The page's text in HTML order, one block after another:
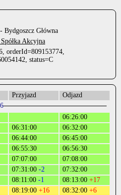
Bydgoszcz Główna
Akcyjna
orderId=809153774,
status=C
Przyjazd
Odjazd
06:26:00
06:31:00
06:32:00
06:44:00
06:45:00
06:55:30
06:56:30
07:07:00
07:08:00
07:31:00 -2
07:32:00
08:11:00 -1 08:13:00 +17
08:19:00 +16 08:32:00 +6